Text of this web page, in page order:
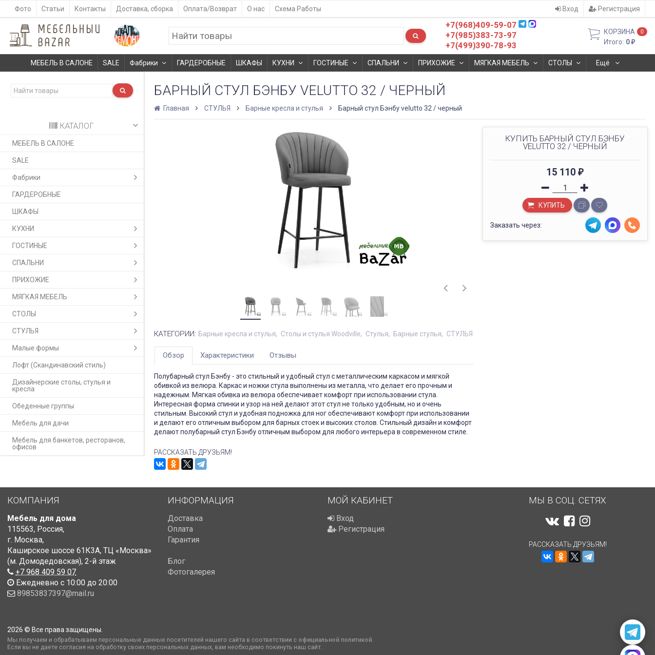
Фото Статьи Контакты Доставка, сборка Оплата/Возврат О нас Схема Работы Вход Регистрация
+7(968)409-59-07
+7(985)383-73-97
+7(499)390-78-93
КОРЗИНА 0
Итого: 0₽
МЕБЕЛЬ В САЛОНЕ SALE Фабрики ГАРДЕРОБНЫЕ ШКАФЫ КУХНИ ГОСТИНЫЕ СПАЛЬНИ ПРИХОЖИЕ МЯГКАЯ МЕБЕЛЬ СТОЛЫ Ещё
КАТАЛОГ
МЕБЕЛЬ В САЛОНЕ
SALE
Фабрики
ГАРДЕРОБНЫЕ
ШКАФЫ
КУХНИ
ГОСТИНЫЕ
СПАЛЬНИ
ПРИХОЖИЕ
МЯГКАЯ МЕБЕЛЬ
СТОЛЫ
СТУЛЬЯ
Малые формы
Лофт (Скандинавский стиль)
Дизайнерские столы, стулья и
кресла
Обеденные группы
Мебель для дачи
Мебель для банкетов, ресторанов,
офисов
БАРНЫЙ СТУЛ БЭНБУ VELUTTO 32 / ЧЕРНЫЙ
Главная СТУЛЬЯ Барные кресла и стулья Барный стул Бэнбу velutto 32 / черный
КУПИТЬ БАРНЫЙ СТУЛ БЭНБУ
VELUTTO 32 / ЧЕРНЫЙ
15 110₽
КУПИТЬ
Заказать через:
КАТЕГОРИИ: Барные кресла и стулья Столы и стулья Woodville Стулья Барные стулья СТУЛЬЯ
Обзор Характеристики Отзывы
Полубарный стул Бэнбу - это стильный и удобный стул с металлическим каркасом и мягкой
обивкой из велюра. Каркас и ножки стула выполнены из металла, что делает его прочным и
надежным. Мягкая обивка из велюра обеспечивает комфорт при использовании стула.
Интересная форма спинки и узор на ней делают этот стул не только удобным, но и очень
стильным. Высокий стул и удобная подножка для ног обеспечивают комфорт при использовании
и делают его отличным выбором для барных стоек и высоких столов. Стильный дизайн и комфорт
делают полубарный стул Бэнбу отличным выбором для любого интерьера в современном стиле.
РАССКАЗАТЬ ДРУЗЬЯМ!
КОМПАНИЯ
Мебель для дома
115563, Россия,
г. Москва,
Каширское шоссе 61К3А, ТЦ «Москва»
(м. Домодедовская), 2-й этаж
+7 968 409 59 07
Ежедневно с 10:00 до 20:00
89853837397@mail.ru
ИНФОРМАЦИЯ
Доставка
Оплата
Гарантия
Блог
Фотогалерея
МОЙ КАБИНЕТ
Вход
Регистрация
МЫ В СОЦ. СЕТЯХ
РАССКАЗАТЬ ДРУЗЬЯМ!
2026 © Все права защищены.
Мы получаем и обрабатываем персональные данные посетителей нашего сайта в соответствии с официальной политикой.
Если вы не даете согласия на обработку своих персональных данных, вам необходимо покинуть наш сайт.